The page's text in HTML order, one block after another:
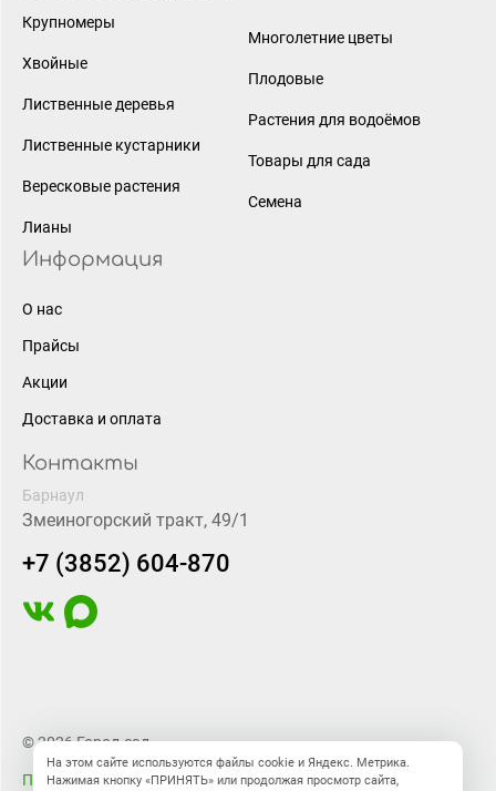
Крупномеры
Хвойные
Лиственные деревья
Лиственные кустарники
Вересковые растения
Лианы
Многолетние цветы
Плодовые
Растения для водоёмов
Товары для сада
Семена
Информация
О нас
Прайсы
Акции
Доставка и оплата
Контакты
Барнаул
Змеиногорский тракт, 49/1
+7 (3852) 604-870
© 2026 Город-сад
Правовая информация
На этом сайте используются файлы cookie и Яндекс. Метрика.
Нажимая кнопку «ПРИНЯТЬ» или продолжая просмотр сайта,